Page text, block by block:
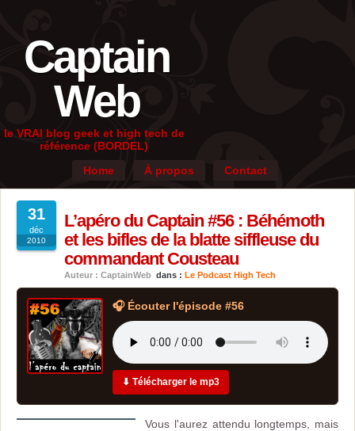
Captain
Web
le VRAI blog geek et high tech de
référence (BORDEL)
Home
À propos Contact
31
déc
2010
L’apéro du Captain #56 : Béhémoth
et les bifles de la blatte siffleuse du
commandant Cousteau
Auteur : CaptainWeb dans : Le Podcast High Tech
🎧 Écouter l'épisode #56
⬇ Télécharger le mp3
Vous l'aurez attendu longtemps, mais